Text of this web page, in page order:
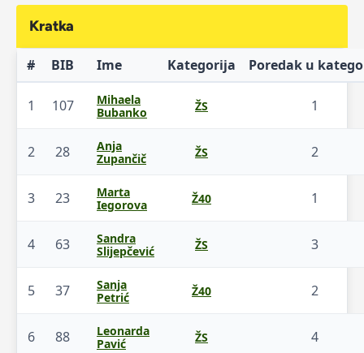
Kratka
# BIB Ime Kategorija Poredak u
1 107
Mihaela
Bubanko
ŽS 1
2 28
Anja
Zupančič
ŽS 2
3 23
Marta
Iegorova
Ž40 1
4 63
Sandra
Slijepčević
ŽS 3
5 37
Sanja
Petrić
Ž40 2
6 88
Leonarda
Pavić
ŽS 4